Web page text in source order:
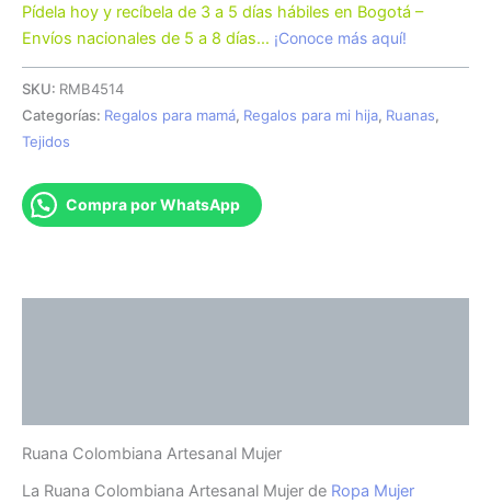
Pídela hoy y recíbela de 3 a 5 días hábiles en Bogotá –
Envíos nacionales de 5 a 8 días… ¡Conoce más aquí!
SKU: RMB4514
Categorías: Regalos para mamá, Regalos para mi hija, Ruanas,
Tejidos
Compra por WhatsApp
Ruana Colombiana Artesanal Mujer
La Ruana Colombiana Artesanal Mujer de Ropa Mujer